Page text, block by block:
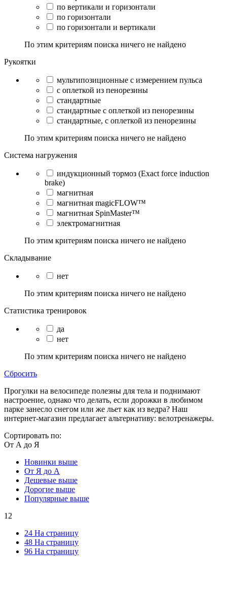
по вертикали и горизонтали
по горизонтали
по горизонтали и вертикали
По этим критериям поиска ничего не найдено
Рукоятки
мультипозиционные с измерением пульса
с оплеткой из пенорезины
стандартные
стандартные с оплеткой из пенорезины
стандартные, с оплеткой из пенорезины
По этим критериям поиска ничего не найдено
Система нагружения
индукционный тормоз (Exact force induction
brake)
магнитная
магнитная magicFLOW™
магнитная SpinMaster™
электромагнитная
По этим критериям поиска ничего не найдено
Складывание
нет
По этим критериям поиска ничего не найдено
Статистика тренировок
да
нет
По этим критериям поиска ничего не найдено
Сбросить
Прогулки на велосипеде полезны для тела и поднимают
настроение, однако что делать, если дорожки в любимом
парке занесло снегом или же льет как из ведра? Наш
интернет-магазин предлагает альтернативу: велотренажеры.
Сортировать по:
От А до Я
Новинки выше
От Я до А
Дешевые выше
Дорогие выше
Популярные выше
12
24 На страницу
48 На страницу
96 На страницу